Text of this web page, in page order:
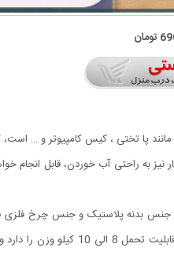
پا تختی ، کیس کامپیوتر و …
به راحتی آب خوردن، قابل انجام
و جنس بدنه پلاستیک و جنس چرخ